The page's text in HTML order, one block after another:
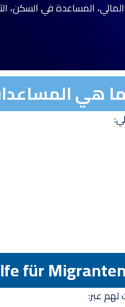
المساعدة في السكن،
هي
لهم عبر: